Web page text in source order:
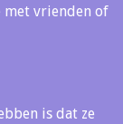
met vrienden of
is dat ze